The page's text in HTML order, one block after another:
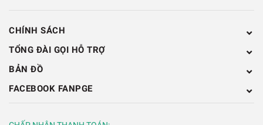
flyback, forward
Hình Ảnh Diode HFA04TB60
CHÍNH SÁCH
TỔNG ĐÀI GỌI HỖ TRỢ
BẢN ĐỒ
FACEBOOK FANPGE